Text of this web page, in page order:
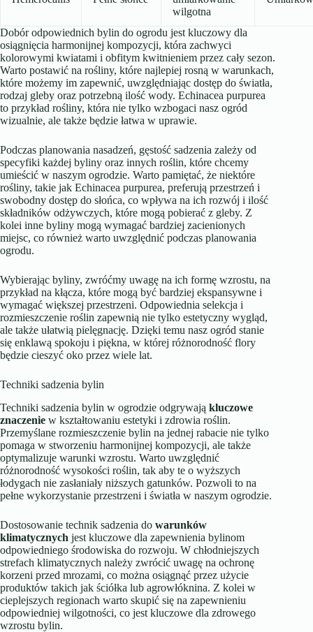
wilgotna
Dobór odpowiednich bylin do ogrodu jest kluczowy dla
osiągnięcia harmonijnej kompozycji, która zachwyci
kolorowymi kwiatami i obfitym kwitnieniem przez cały sezon.
Warto postawić na rośliny, które najlepiej rosną w warunkach,
które możemy im zapewnić, uwzględniając dostęp do światła,
rodzaj gleby oraz potrzebną ilość wody. Echinacea purpurea
to przykład rośliny, która nie tylko wzbogaci nasz ogród
wizualnie, ale także będzie łatwa w uprawie.
Podczas planowania nasadzeń, gęstość sadzenia zależy od
specyfiki każdej byliny oraz innych roślin, które chcemy
umieścić w naszym ogrodzie. Warto pamiętać, że niektóre
rośliny, takie jak Echinacea purpurea, preferują przestrzeń i
swobodny dostęp do słońca, co wpływa na ich rozwój i ilość
składników odżywczych, które mogą pobierać z gleby. Z
kolei inne byliny mogą wymagać bardziej zacienionych
miejsc, co również warto uwzględnić podczas planowania
ogrodu.
Wybierając byliny, zwróćmy uwagę na ich formę wzrostu, na
przykład na kłącza, które mogą być bardziej ekspansywne i
wymagać większej przestrzeni. Odpowiednia selekcja i
rozmieszczenie roślin zapewnią nie tylko estetyczny wygląd,
ale także ułatwią pielęgnację. Dzięki temu nasz ogród stanie
się enklawą spokoju i piękna, w której różnorodność flory
będzie cieszyć oko przez wiele lat.
Techniki sadzenia bylin
Techniki sadzenia bylin w ogrodzie odgrywają kluczowe
znaczenie w kształtowaniu estetyki i zdrowia roślin.
Przemyślane rozmieszczenie bylin na jednej rabacie nie tylko
pomaga w stworzeniu harmonijnej kompozycji, ale także
optymalizuje warunki wzrostu. Warto uwzględnić
różnorodność wysokości roślin, tak aby te o wyższych
łodygach nie zasłaniały niższych gatunków. Pozwoli to na
pełne wykorzystanie przestrzeni i światła w naszym ogrodzie.
Dostosowanie technik sadzenia do warunków
klimatycznych jest kluczowe dla zapewnienia bylinom
odpowiedniego środowiska do rozwoju. W chłodniejszych
strefach klimatycznych należy zwrócić uwagę na ochronę
korzeni przed mrozami, co można osiągnąć przez użycie
produktów takich jak ściółka lub agrowłóknina. Z kolei w
cieplejszych regionach warto skupić się na zapewnieniu
odpowiedniej wilgotności, co jest kluczowe dla zdrowego
wzrostu bylin.